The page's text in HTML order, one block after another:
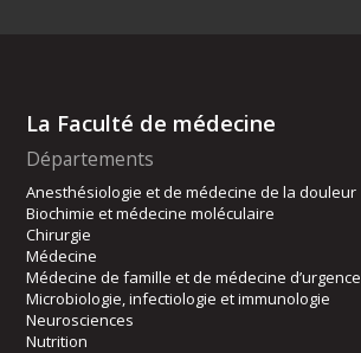
La Faculté de médecine
Départements
Anesthésiologie et de médecine de la douleur
Biochimie et médecine moléculaire
Chirurgie
Médecine
Médecine de famille et de médecine d’urgence
Microbiologie, infectiologie et immunologie
Neurosciences
Nutrition